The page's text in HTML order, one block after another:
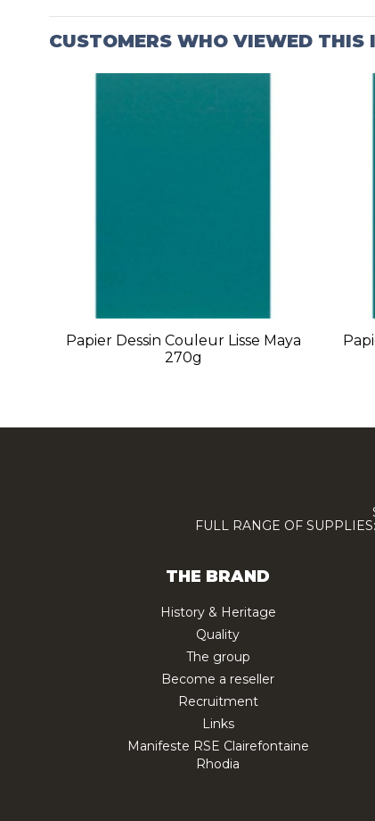
CUSTOMERS WHO VIEWED THIS
Papier Dessin Couleur Lisse Maya
270g
FULL RANGE OF
THE BRAND
History & Heritage
Quality
The group
Become a reseller
Recruitment
Links
Manifeste RSE Clairefontaine
Rhodia